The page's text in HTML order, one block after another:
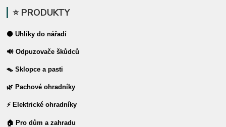
⭐ PRODUKTY
⚫ Uhlíky do nářadí
🔊 Odpuzovače škůdců
🪤 Sklopce a pasti
🌿 Pachové ohradníky
⚡ Elektrické ohradníky
🏠 Pro dům a zahradu